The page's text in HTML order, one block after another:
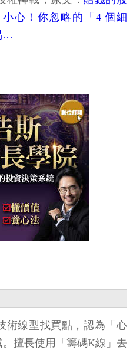
心！你忽略的「4 個細
…
術線型找買點，認為「心
擅長使用「籌碼K線」去